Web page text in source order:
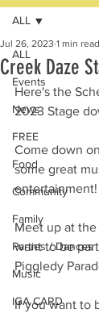
ALL
Events
News
FREE
Food
Community
Family
Parties / Dances
Music
IGA CARD
ALL
Creek Daze
Jul 26, 2023 1 min read
Here's the
2023 Stage
Come down
some great
entertainment!
Meet up at the
want to be
Piggledy
If you want to